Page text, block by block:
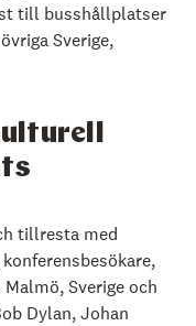
till busshållplatser
Sverige,
tillresta med
Sverige och
Dylan, Johan